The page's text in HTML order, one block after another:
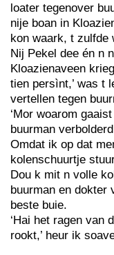
loater tegenover
nije boan in
kon waark, t zulfde
Nij Pekel dee én n
Kloazienaveen
tien persìnt,’ was t
vertellen tegen
‘Mor woarom
buurman
Omdat ik op dat
kolenschuurtje
Dou k mit n volle
buurman en dokter
beste buie.
‘Hai het ragen van
rookt,’ heur ik